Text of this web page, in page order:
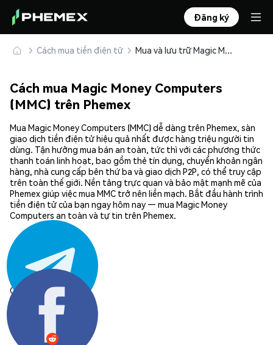
Đăng ký
Cách mua tiền điện tử Mua và lưu trữ Magic Money Computers (MMC) an toàn
Cách mua Magic Money Computers
(MMC) trên Phemex
Mua Magic Money Computers (MMC) dễ dàng trên Phemex, sàn
giao dịch tiền điện tử hiệu quả nhất được hàng triệu người tin
dùng. Tận hưởng mua bán an toàn, tức thì với các phương thức
thanh toán linh hoạt, bao gồm thẻ tín dụng, chuyển khoản ngân
hàng, nhà cung cấp bên thứ ba và giao dịch P2P, có thể truy cập
trên toàn thế giới. Nền tảng trực quan và bảo mật mạnh mẽ của
Phemex giúp việc mua MMC trở nên liền mạch. Bắt đầu hành trình
tiền điện tử của bạn ngay hôm nay — mua Magic Money
Computers an toàn và tự tin trên Phemex.
Chia sẻ: